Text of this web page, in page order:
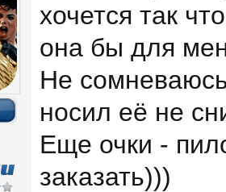
хочется так
она бы для
Не
носил её не
Еще очки -
заказать)))